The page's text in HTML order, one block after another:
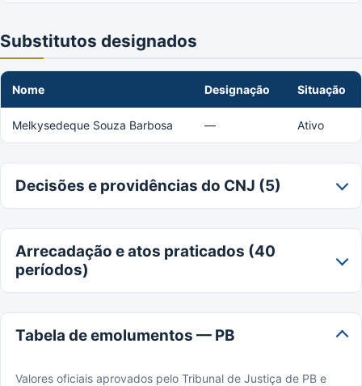
Substitutos designados
Nome Designação Situação
Melkysedeque Souza Barbosa — Ativo
Decisões e providências do CNJ (5)
Arrecadação e atos praticados (40
períodos)
Tabela de emolumentos — PB
Valores oficiais aprovados pelo Tribunal de Justiça de PB e